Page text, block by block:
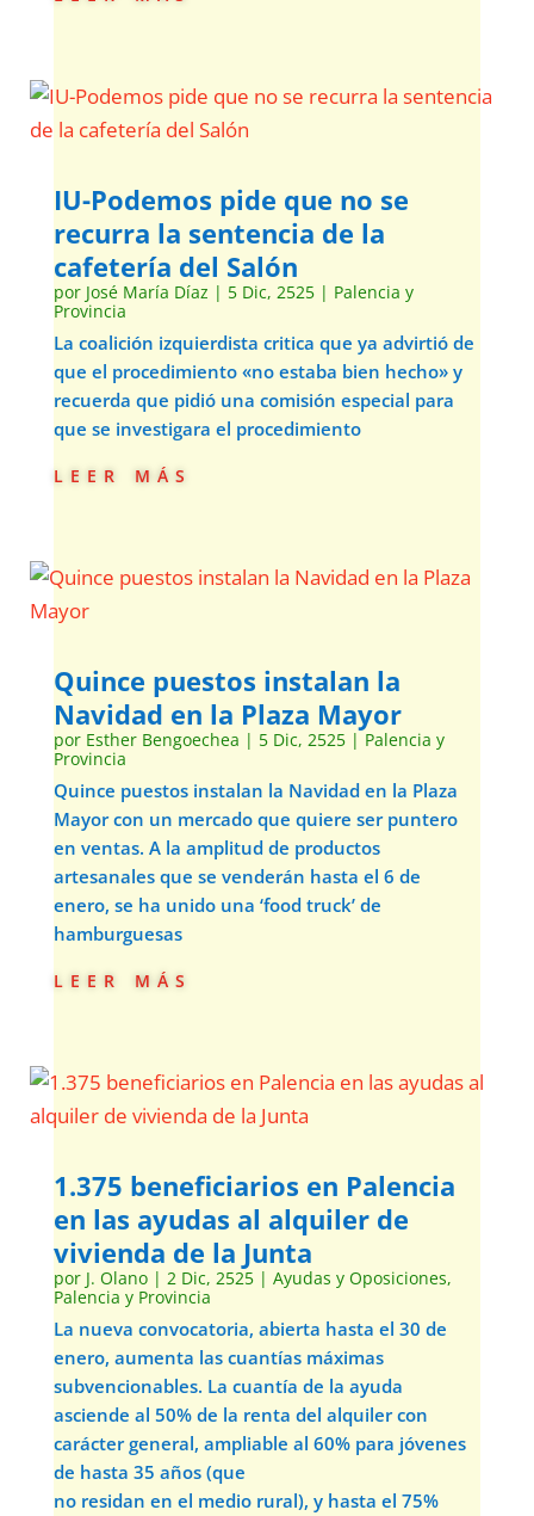
IU-Podemos pide que no se
recurra la sentencia de la
cafetería del Salón
por José María Díaz | 5 Dic, 2525| Palencia y
Provincia
La coalición izquierdista critica que ya advirtió de
que el procedimiento «no estaba bien hecho» y
recuerda que pidió una comisión especial para
que se investigara el procedimiento
leer más
Quince puestos instalan la
Navidad en la Plaza Mayor
por Esther Bengoechea | 5 Dic, 2525| Palencia y
Provincia
Quince puestos instalan la Navidad en la Plaza
Mayor con un mercado que quiere ser puntero
en ventas. A la amplitud de productos
artesanales que se venderán hasta el 6 de
enero, se ha unido una ‘food truck’ de
hamburguesas
leer más
1.375 beneficiarios en Palencia
en las ayudas al alquiler de
vivienda de la Junta
por J. Olano| 2 Dic, 2525| Ayudas y Oposiciones,
Palencia y Provincia
La nueva convocatoria, abierta hasta el 30 de
enero, aumenta las cuantías máximas
subvencionables. La cuantía de la ayuda
asciende al 50% de la renta del alquiler con
carácter general, ampliable al 60% para jóvenes
de hasta 35 años (que
no residan en el medio rural), y hasta el 75%